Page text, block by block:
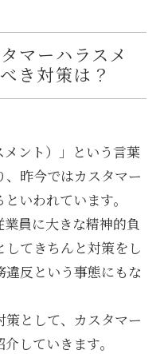
マーハラスメ
き対策は？
メント）」という言葉
昨今ではカスタマー
いわれています。
員に大きな精神的負
てきちんと対策をし
反という事態にもな
として、カスタマー
していきます。